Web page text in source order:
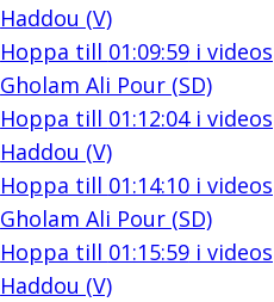
Haddou (V)
Hoppa till 01:09:59i
Gholam Ali Pour (SD)
Hoppa till 01:12:04i
Haddou (V)
Hoppa till 01:14:10i
Gholam Ali Pour (SD)
Hoppa till 01:15:59i
Haddou (V)